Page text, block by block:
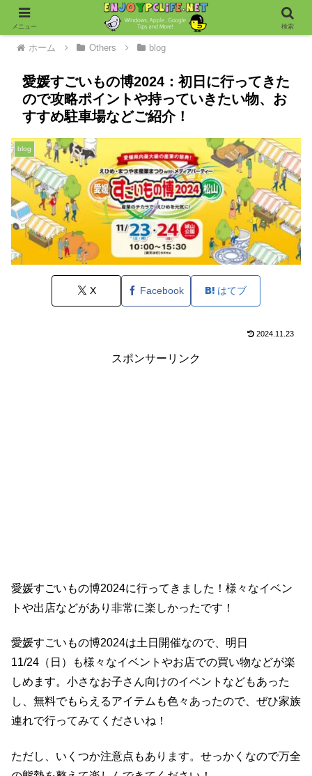
ホーム Others blog
愛媛すごいもの博2024：初日に行ってきた
ので攻略ポイントや持っていきたい物、お
すすめ駐車場などご紹介！
blog
X Facebook はてブ
2024.11.23
スポンサーリンク
愛媛すごいもの博2024に行ってきました！様々なイベン
トや出店などがあり非常に楽しかったです！
愛媛すごいもの博2024は土日開催なので、明日
11/24（日）も様々なイベントやお店での買い物などが楽
しめます。小さなお子さん向けのイベントなどもあった
し、無料でもらえるアイテムも色々あったので、ぜひ家族
連れで行ってみてくださいね！
ただし、いくつか注意点もあります。せっかくなので万全
メニュー 検索